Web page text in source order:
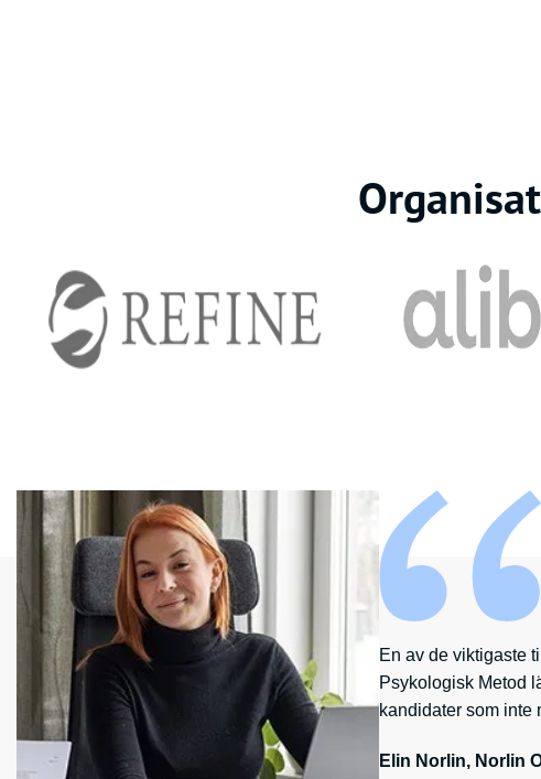
En av de viktigaste
Psykologisk Metod
kandidater som inte
Elin Norlin, Norlin